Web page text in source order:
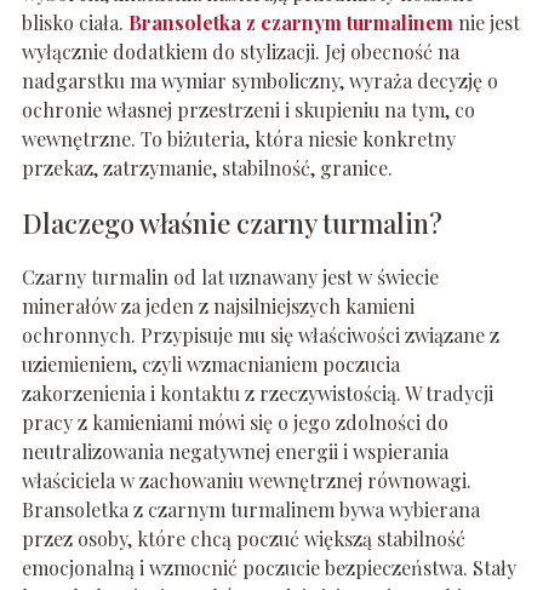
blisko ciała. Bransoletka z czarnym turmalinemnie jest
wyłącznie dodatkiem do stylizacji. Jej obecność na
nadgarstku ma wymiar symboliczny, wyraża decyzję o
ochronie własnej przestrzeni i skupieniu na tym, co
wewnętrzne. To biżuteria, która niesie konkretny
przekaz, zatrzymanie, stabilność, granice.
Dlaczego właśnie czarny turmalin?
Czarny turmalin od lat uznawany jest w świecie
minerałów za jeden z najsilniejszych kamieni
ochronnych. Przypisuje mu się właściwości związane z
uziemieniem, czyli wzmacnianiem poczucia
zakorzenienia i kontaktu z rzeczywistością. W tradycji
pracy z kamieniami mówi się o jego zdolności do
neutralizowania negatywnej energii i wspierania
właściciela w zachowaniu wewnętrznej równowagi.
Bransoletka z czarnym turmalinem bywa wybierana
przez osoby, które chcą poczuć większą stabilność
emocjonalną i wzmocnić poczucie bezpieczeństwa. Stały